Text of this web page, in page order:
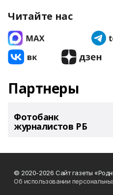
Читайте нас
Партнеры
Фотобанк
журналистов РБ
© 2020-2026 Сайт газеты
Об использовании